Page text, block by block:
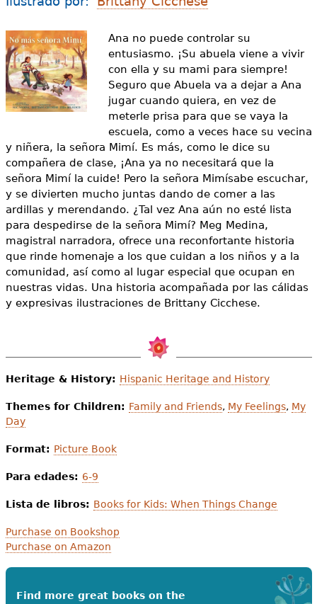
e
s
t
á
a
u
í
Ana no puede controlar su
entusiasmo. ¡Su abuela viene a vivir
con ella y su mami para siempre!
Seguro que Abuela va a dejar a Ana
jugar cuando quiera, en vez de
meterle prisa para que se vaya la
escuela, como a veces hace su vecina
y niñera, la señora Mimí. Es más, como le dice su
compañera de clase, ¡Ana ya no necesitará que la
señora Mimí la cuide! Pero la señora Mimísabe escuchar,
y se divierten mucho juntas dando de comer a las
ardillas y merendando. ¿Tal vez Ana aún no esté lista
para despedirse de la señora Mimí? Meg Medina,
magistral narradora, ofrece una reconfortante historia
que rinde homenaje a los que cuidan a los niños y a la
comunidad, así como al lugar especial que ocupan en
nuestras vidas. Una historia acompañada por las cálidas
y expresivas ilustraciones de Brittany Cicchese.
Heritage & History: Hispanic Heritage and History
Themes for Children: Family and Friends, My Feelings, My
Day
Format: Picture Book
Para edades: 6-9
Lista de libros: Books for Kids: When Things Change
Purchase on Bookshop
Purchase on Amazon
Find more great books on the